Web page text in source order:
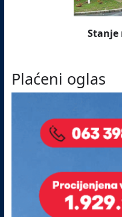
Stanje
Plaćeni oglas